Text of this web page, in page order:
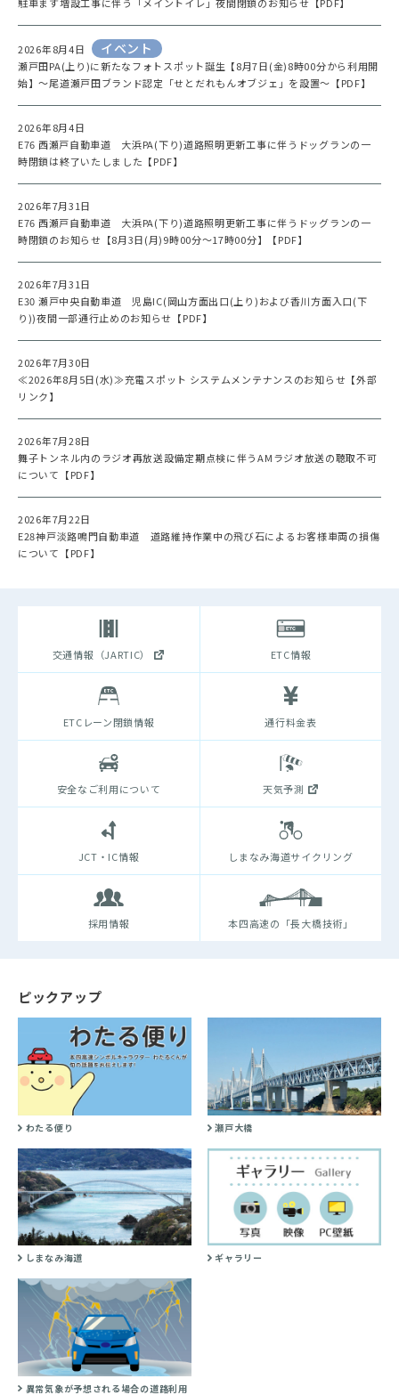
2026年8月4日 イベント
瀬戸田PA(上り)に新たなフォトスポット誕生【8月7日(金)8時00分から利用開
始】～尾道瀬戸田ブランド認定「せとだれもんオブジェ」を設置～【PDF】
2026年8月4日
E76 西瀬戸自動車道 大浜PA(下り)道路照明更新工事に伴うドッグランの一
時閉鎖は終了いたしました【PDF】
2026年7月31日
E76 西瀬戸自動車道 大浜PA(下り)道路照明更新工事に伴うドッグランの一
時閉鎖のお知らせ【8月3日(月)9時00分～17時00分】【PDF】
2026年7月31日
E30 瀬戸中央自動車道 児島IC(岡山方面出口(上り)および香川方面入口(下
り))夜間一部通行止めのお知らせ【PDF】
2026年7月30日
≪2026年8月5日(水)≫充電スポット システムメンテナンスのお知らせ【外部
リンク】
2026年7月28日
舞子トンネル内のラジオ再放送設備定期点検に伴うAMラジオ放送の聴取不可
について【PDF】
2026年7月22日
E28神戸淡路鳴門自動車道 道路維持作業中の飛び石によるお客様車両の損傷
について【PDF】
交通情報（JARTIC） ETC情報
ETCレーン閉鎖情報 通行料金表
安全なご利用について 天気予測
JCT・IC情報 しまなみ海道サイクリング
採用情報 本四高速の「長大橋技術」
ピックアップ
わたる便り 瀬戸大橋
しまなみ海道 ギャラリー
異常気象が予想される場合の道路利用